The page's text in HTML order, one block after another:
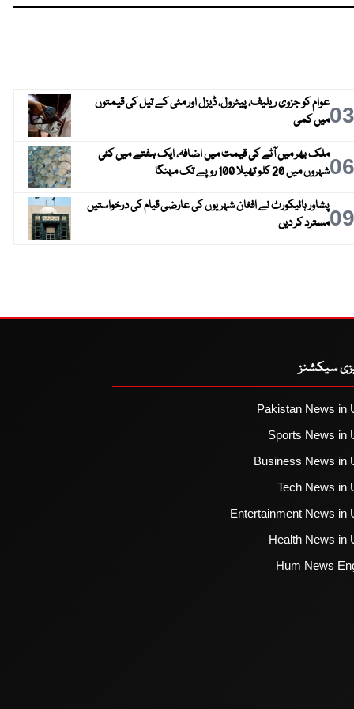
03عوام کو جزوی ریلیف، پیٹرول، ڈیزل اور مٹی کے تیل کی قیمتوں
میں کمی
06ملک بھر میں آٹے کی قیمت میں اضافہ، ایک ہفتے میں کئی
شہروں میں 20 کلو تھیلا 100 روپے تک مہنگا
09پشاور ہائیکورٹ نے افغان شہریوں کی عارضی قیام کی درخواستیں
مسترد کر دیں
سیکشنز
Pakistan News in
Sports News in
Business News in
Tech News in
Entertainment News in
Health News in
Hum News